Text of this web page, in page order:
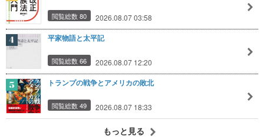
閲覧総数 80 2026.08.07 03:58
平家物語と太平記
閲覧総数 66 2026.08.07 12:20
トランプの戦争とアメリカの敗北
閲覧総数 49 2026.08.07 18:33
もっと見る